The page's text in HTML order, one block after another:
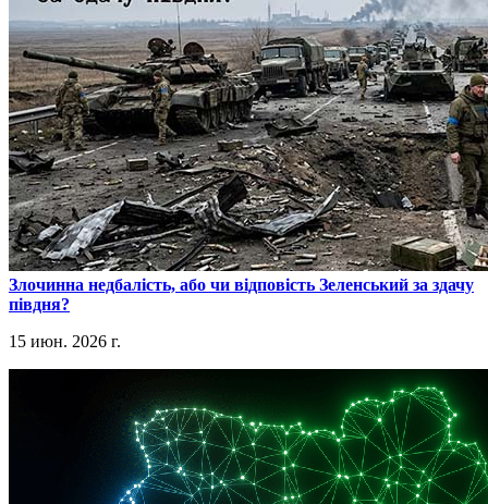
​Злочинна недбалість, або чи відповість Зеленський за здачу
півдня?
15 июн. 2026 г.